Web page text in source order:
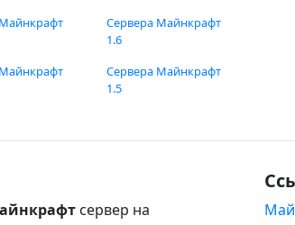
Сервера Майнкрафт
1.6
Сервера Майнкрафт
1.5
сервер на